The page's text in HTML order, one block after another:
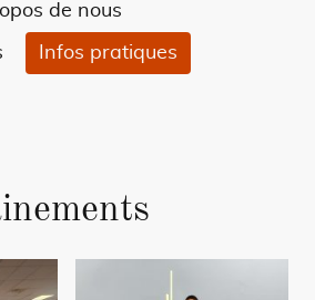
de nous
Infos pratiques